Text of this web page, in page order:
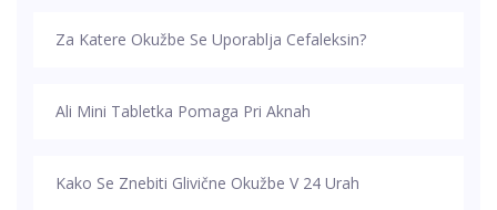
Za Katere Okužbe Se Uporablja Cefaleksin?
Ali Mini Tabletka Pomaga Pri Aknah
Kako Se Znebiti Glivične Okužbe V 24 Urah